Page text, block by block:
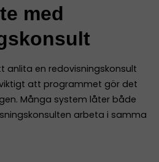
med
anlita en redovisningskonsult
att programmet gör det
Många system låter både
arbeta i samma